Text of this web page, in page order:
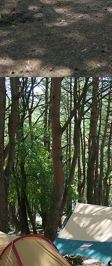
の調査で、
禁にはいたら
02/09
令和8年度
8年度より、
ていただきま
定の背景